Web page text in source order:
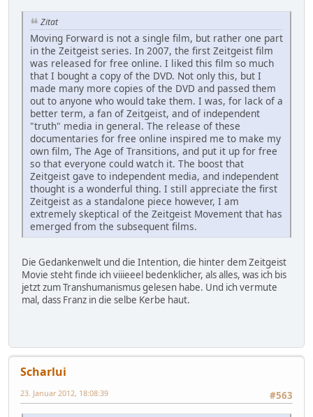
Zitat
Moving Forward is not a single film, but rather one part
in the Zeitgeist series. In 2007, the first Zeitgeist film
was released for free online. I liked this film so much
that I bought a copy of the DVD. Not only this, but I
made many more copies of the DVD and passed them
out to anyone who would take them. I was, for lack of a
better term, a fan of Zeitgeist, and of independent
"truth" media in general. The release of these
documentaries for free online inspired me to make my
own film, The Age of Transitions, and put it up for free
so that everyone could watch it. The boost that
Zeitgeist gave to independent media, and independent
thought is a wonderful thing. I still appreciate the first
Zeitgeist as a standalone piece however, I am
extremely skeptical of the Zeitgeist Movement that has
emerged from the subsequent films.
Die Gedankenwelt und die Intention, die hinter dem Zeitgeist
Movie steht finde ich viiieeel bedenklicher, als alles, was ich bis
jetzt zum Transhumanismus gelesen habe. Und ich vermute
mal, dass Franz in die selbe Kerbe haut.
Scharlui
#563
23. Januar 2012, 18:08:39